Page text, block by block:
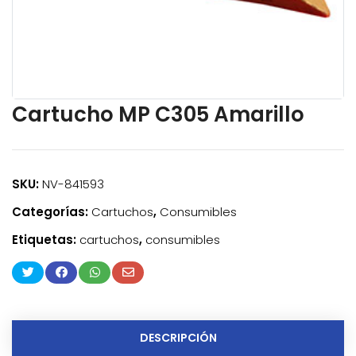
Cartucho MP C305 Amarillo
SKU:NV-841593
Categorías: Cartuchos, Consumibles
Etiquetas: cartuchos, consumibles
DESCRIPCIÓN